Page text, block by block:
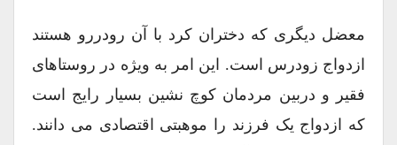
معضل دیگری که دختران کرد با آن رودررو هستند
ازدواج زودرس است. این امر به ویژه در روستاهای
فقیر و دربین مردمان کوچ نشین بسیار رایج است
که ازدواج یک فرزند را موهبتی اقتصادی می دانند.